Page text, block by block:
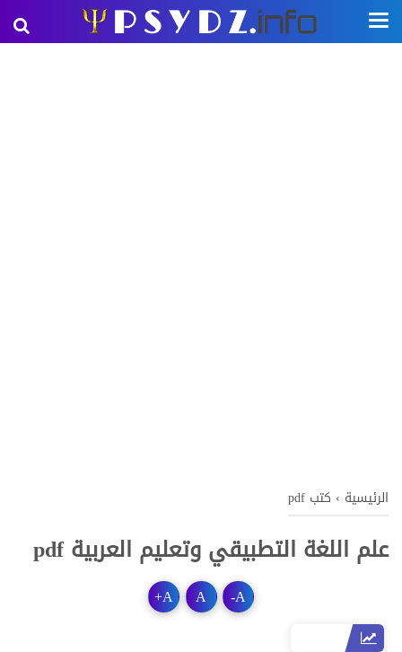
الرئيسية › كتب pdf
علم اللغة التطبيقي وتعليم العربية pdf
A
-
A
A
+